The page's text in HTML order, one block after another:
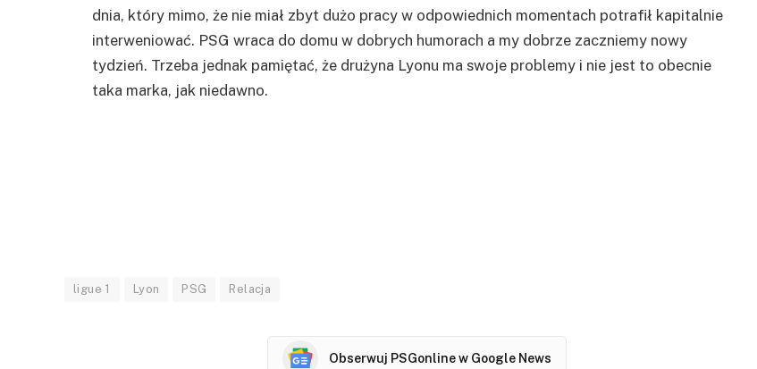
dnia, który mimo, że nie miał zbyt dużo pracy w odpowiednich momentach potrafił kapitalnie
interweniować. PSG wraca do domu w dobrych humorach a my dobrze zaczniemy nowy
tydzień. Trzeba jednak pamiętać, że drużyna Lyonu ma swoje problemy i nie jest to obecnie
taka marka, jak niedawno.
ligue 1 Lyon PSG Relacja
Obserwuj PSGonline w Google News